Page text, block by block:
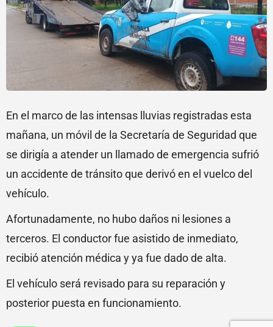
En el marco de las intensas lluvias registradas esta
mañana, un móvil de la Secretaría de Seguridad que
se dirigía a atender un llamado de emergencia sufrió
un accidente de tránsito que derivó en el vuelco del
vehículo.
Afortunadamente, no hubo daños ni lesiones a
terceros. El conductor fue asistido de inmediato,
recibió atención médica y ya fue dado de alta.
El vehículo será revisado para su reparación y
posterior puesta en funcionamiento.